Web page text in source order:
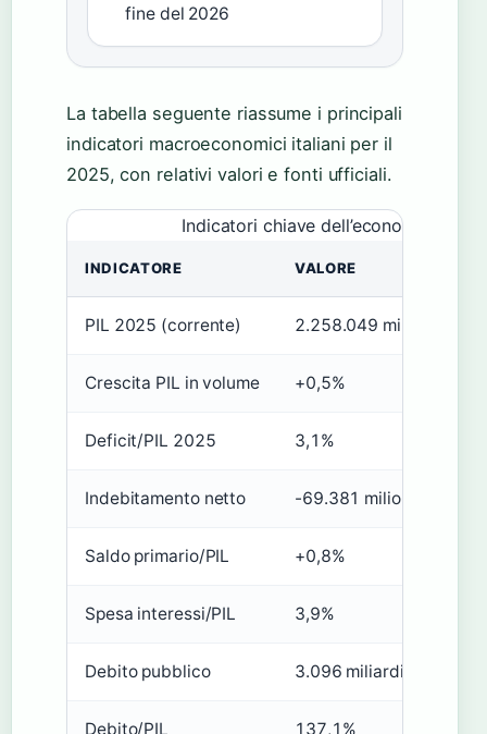
fine del 2026
La tabella seguente riassume i principali
indicatori macroeconomici italiani per il
2025, con relativi valori e fonti ufficiali.
Indicatori chiave dell’economia
INDICATORE VALORE
PIL 2025 (corrente) 2.258.049 milioni €
Crescita PIL in volume +0,5%
Deficit/PIL 2025 3,1%
Indebitamento netto -69.381 milioni €
Saldo primario/PIL +0,8%
Spesa interessi/PIL 3,9%
Debito pubblico 3.096 miliardi €
Debito/PIL 137,1%